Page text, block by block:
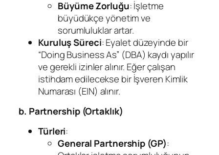
Büyüme Zorluğu: İşletme
büyüdükçe yönetim ve
sorumluluklar artar.
Kuruluş Süreci: Eyalet düzeyinde bir
“Doing Business As” (DBA) kaydı yapılır
ve gerekli izinler alınır. Eğer çalışan
istihdam edilecekse bir İşveren Kimlik
Numarası (EIN) alınır.
b. Partnership (Ortaklık)
Türleri:
General Partnership (GP):